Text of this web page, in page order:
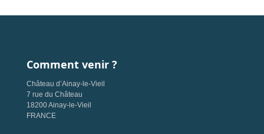
Comment venir ?
Château d’Ainay-le-Vieil
7 rue du Château
18200 Ainay-le-Vieil
FRANCE